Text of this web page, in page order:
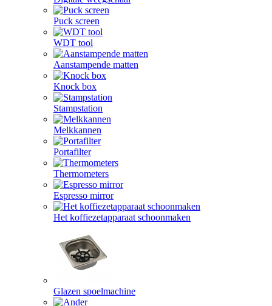
Puck screen
WDT tool
Aanstampende matten
Knock box
Stampstation
Melkkannen
Portafilter
Thermometers
Espresso mirror
Het koffiezetapparaat schoonmaken
Glazen spoelmachine